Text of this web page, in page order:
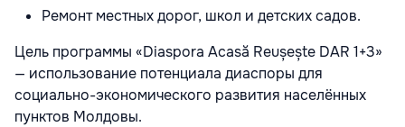
Ремонт местных дорог, школ и детских садов.
Цель программы «Diaspora Acasă Reușește DAR 1+3»
— использование потенциала диаспоры для
социально-экономического развития населённых
пунктов Молдовы.